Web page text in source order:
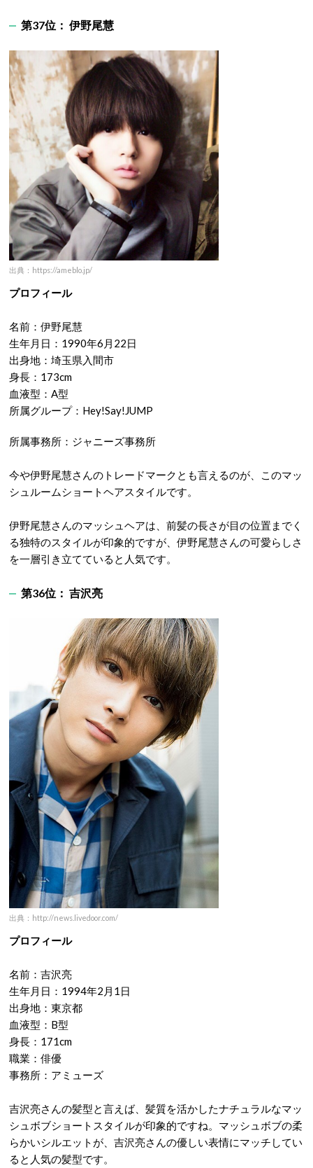
第37位： 伊野尾慧
出典：https://ameblo.jp/
プロフィール
名前：伊野尾慧
生年月日：1990年6月22日
出身地：埼玉県入間市
身長：173cm
血液型：A型
所属グループ：Hey!Say!JUMP
所属事務所：ジャニーズ事務所
今や伊野尾慧さんのトレードマークとも言えるのが、このマッ
シュルームショートヘアスタイルです。
伊野尾慧さんのマッシュヘアは、前髪の長さが目の位置までく
る独特のスタイルが印象的ですが、伊野尾慧さんの可愛らしさ
を一層引き立てていると人気です。
第36位： 吉沢亮
出典：http://news.livedoor.com/
プロフィール
名前：吉沢亮
生年月日：1994年2月1日
出身地：東京都
血液型：B型
身長：171cm
職業：俳優
事務所：アミューズ
吉沢亮さんの髪型と言えば、髪質を活かしたナチュラルなマッ
シュボブショートスタイルが印象的ですね。マッシュボブの柔
らかいシルエットが、吉沢亮さんの優しい表情にマッチしてい
ると人気の髪型です。